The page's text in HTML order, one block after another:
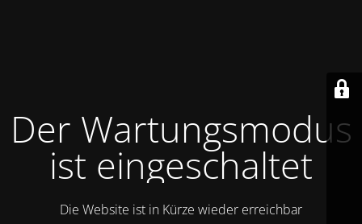
Der Wartungsmodus
ist eingeschaltet
Die Website ist in Kürze wieder erreichbar